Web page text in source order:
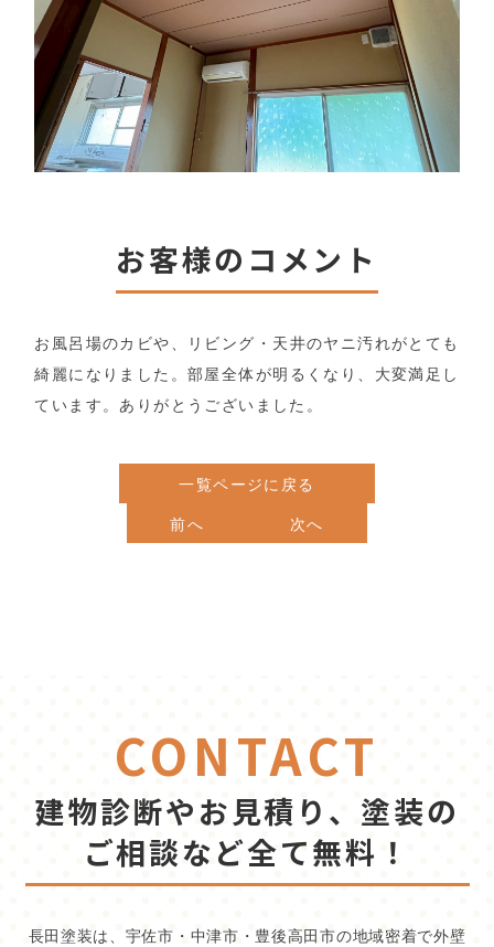
お客様のコメント
お風呂場のカビや、リビング・天井のヤニ汚れがとても
綺麗になりました。部屋全体が明るくなり、大変満足し
ています。ありがとうございました。
一覧ページに戻る
前へ
次へ
CONTACT
建物診断やお見積り、塗装の
ご相談など全て無料！
長田塗装は、宇佐市・中津市・豊後高田市の地域密着で外壁